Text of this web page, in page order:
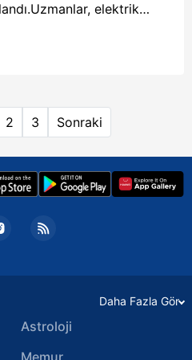
elektrik
kıvılcım çıktığını
2 3 Sonraki
Daha Fazla Gör
Astroloji